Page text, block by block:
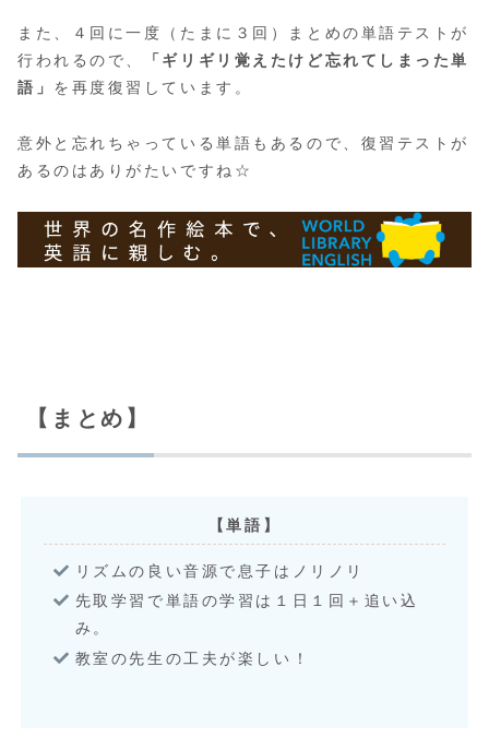
また、４回に一度（たまに３回）まとめの単語テストが
行われるので、
「ギリギリ覚えたけど忘れてしまった単
語」 を再度復習しています。
意外と忘れちゃっている単語もあるので、復習テストが
あるのはありがたいですね☆
【まとめ】
【単語】
リズムの良い音源で息子はノリノリ
先取学習で単語の学習は１日１回＋追い込
み。
教室の先生の工夫が楽しい！